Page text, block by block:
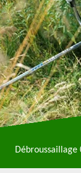
Débroussaillage